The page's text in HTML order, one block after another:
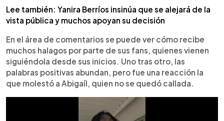
Lee también: Yanira Berríos insinúa que se alejará de la
vista pública y muchos apoyan su decisión
En el área de comentarios se puede ver cómo recibe
muchos halagos por parte de sus fans, quienes vienen
siguiéndola desde sus inicios. Uno tras otro, las
palabras positivas abundan, pero fue una reacción la
que molestó a Abigaíl, quien no se quedó callada.